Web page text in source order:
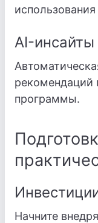
AI-инсайты
рекомендаций
программы.
Начните